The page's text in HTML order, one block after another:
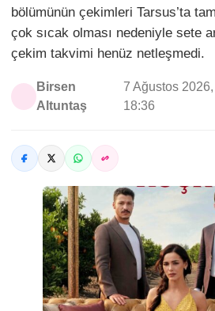
bölümünün çekimleri Tarsus’ta
çok sıcak olması nedeniyle sete
çekim takvimi henüz netleşmedi.
Birsen
Altuntaş
7 Ağustos
18:36